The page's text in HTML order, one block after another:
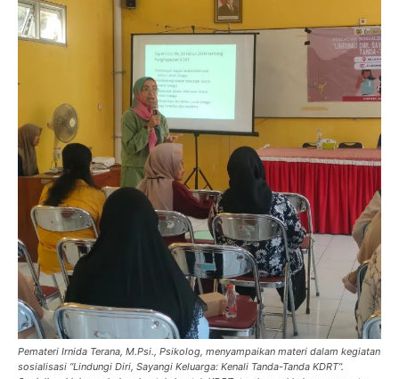
Pemateri Irnida Terana, M.Psi., Psikolog, menyampaikan materi dalam kegiatan
sosialisasi “Lindungi Diri, Sayangi Keluarga: Kenali Tanda-Tanda KDRT”.